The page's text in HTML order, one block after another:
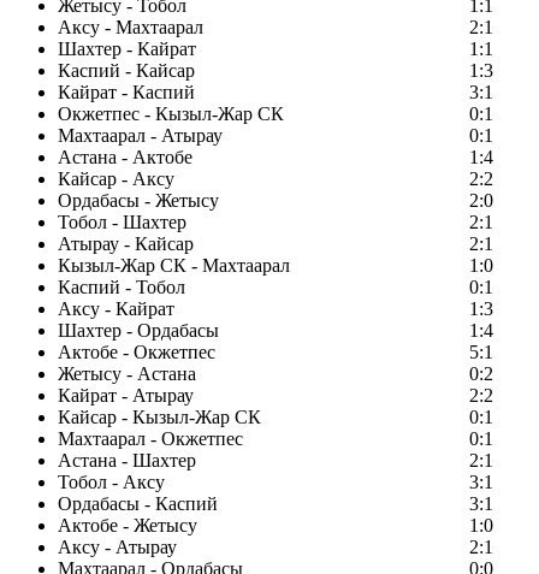
Жетысу - Тобол
1:1
Аксу - Махтаарал
2:1
Шахтер - Кайрат
1:1
Каспий - Кайсар
1:3
Кайрат - Каспий
3:1
Окжетпес - Кызыл-Жар СК
0:1
Махтаарал - Атырау
0:1
Астана - Актобе
1:4
Кайсар - Аксу
2:2
Ордабасы - Жетысу
2:0
Тобол - Шахтер
2:1
Атырау - Кайсар
2:1
Кызыл-Жар СК - Махтаарал
1:0
Каспий - Тобол
0:1
Аксу - Кайрат
1:3
Шахтер - Ордабасы
1:4
Актобе - Окжетпес
5:1
Жетысу - Астана
0:2
Кайрат - Атырау
2:2
Кайсар - Кызыл-Жар СК
0:1
Махтаарал - Окжетпес
0:1
Астана - Шахтер
2:1
Тобол - Аксу
3:1
Ордабасы - Каспий
3:1
Актобе - Жетысу
1:0
Аксу - Атырау
2:1
Махтаарал - Ордабасы
0:0